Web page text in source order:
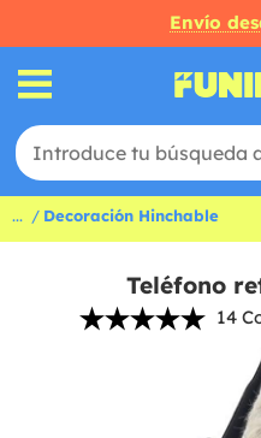
Envío
... Decoración Hinchable
Teléfono
14